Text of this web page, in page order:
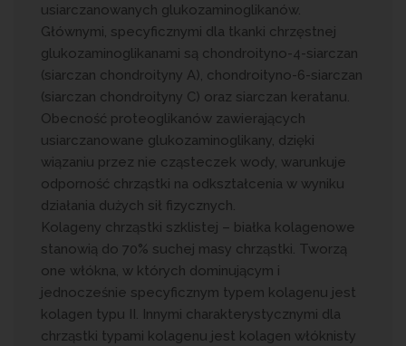
usiarczanowanych glukozaminoglikanów.
Głównymi, specyficznymi dla tkanki chrzęstnej
glukozaminoglikanami są chondroityno-4-siarczan
(siarczan chondroityny A), chondroityno-6-siarczan
(siarczan chondroityny C) oraz siarczan keratanu.
Obecność proteoglikanów zawierających
usiarczanowane glukozaminoglikany, dzięki
wiązaniu przez nie cząsteczek wody, warunkuje
odporność chrząstki na odkształcenia w wyniku
działania dużych sił fizycznych.
Kolageny chrząstki szklistej – białka kolagenowe
stanowią do 70% suchej masy chrząstki. Tworzą
one włókna, w których dominującym i
jednocześnie specyficznym typem kolagenu jest
kolagen typu II. Innymi charakterystycznymi dla
chrząstki typami kolagenu jest kolagen włóknisty